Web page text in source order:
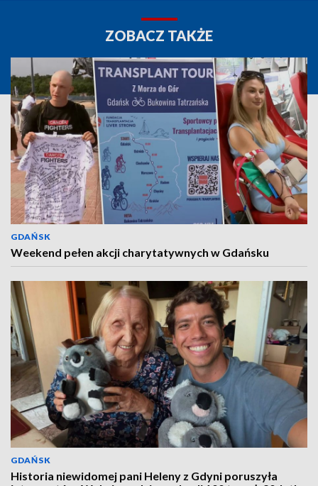
ZOBACZ TAKŻE
GDAŃSK
Weekend pełen akcji charytatywnych w Gdańsku
GDAŃSK
Historia niewidomej pani Heleny z Gdyni poruszyła